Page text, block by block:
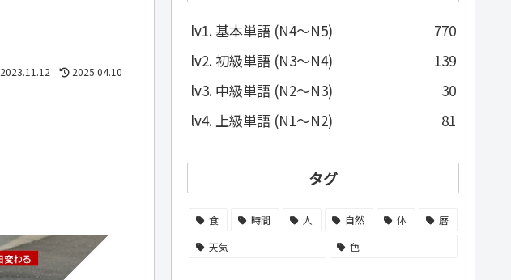
2023.11.12 2025.04.10
lv1. 基本単語 (N4～N5)
770
lv2. 初級単語 (N3～N4)
139
lv3. 中級単語 (N2～N3)
30
lv4. 上級単語 (N1～N2)
81
タグ
食 時間 人 自然 体
暦
天気
色